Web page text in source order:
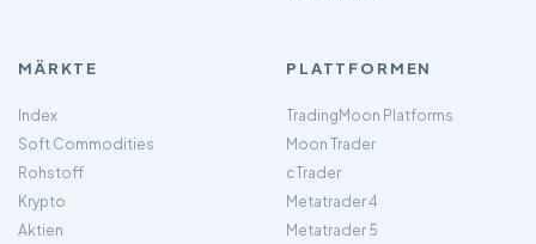
MÄRKTE
Index
Soft Commodities
Rohstoff
Krypto
Aktien
PLATTFORMEN
TradingMoon Platforms
Moon Trader
cTrader
Metatrader 4
Metatrader 5